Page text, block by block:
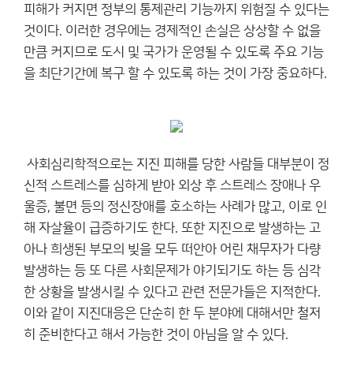
피해가 커지면 정부의 통제관리 기능까지 위험질 수 있다는
것이다. 이러한 경우에는 경제적인 손실은 상상할 수 없을
만큼 커지므로 도시 및 국가가 운영될 수 있도록 주요 기능
을 최단기간에 복구 할 수 있도록 하는 것이 가장 중요하다.
사회심리학적으로는 지진 피해를 당한 사람들 대부분이 정
신적 스트레스를 심하게 받아 외상 후 스트레스 장애나 우
울증, 불면 등의 정신장애를 호소하는 사례가 많고, 이로 인
해 자살율이 급증하기도 한다. 또한 지진으로 발생하는 고
아나 희생된 부모의 빚을 모두 떠안아 어린 채무자가 다량
발생하는 등 또 다른 사회문제가 야기되기도 하는 등 심각
한 상황을 발생시킬 수 있다고 관련 전문가들은 지적한다.
이와 같이 지진대응은 단순히 한 두 분야에 대해서만 철저
히 준비한다고 해서 가능한 것이 아님을 알 수 있다.